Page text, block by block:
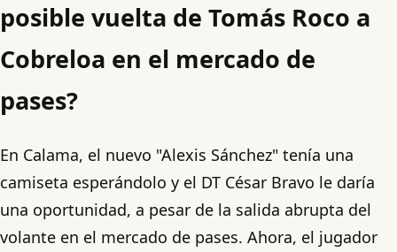
posible vuelta de Tomás Roco a
Cobreloa en el mercado de
pases?
En Calama, el nuevo "Alexis Sánchez" tenía una
camiseta esperándolo y el DT César Bravo le daría
una oportunidad, a pesar de la salida abrupta del
volante en el mercado de pases. Ahora, el jugador